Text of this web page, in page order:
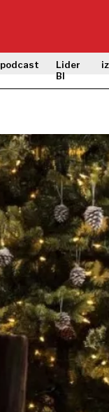
podcast
Lider
BI